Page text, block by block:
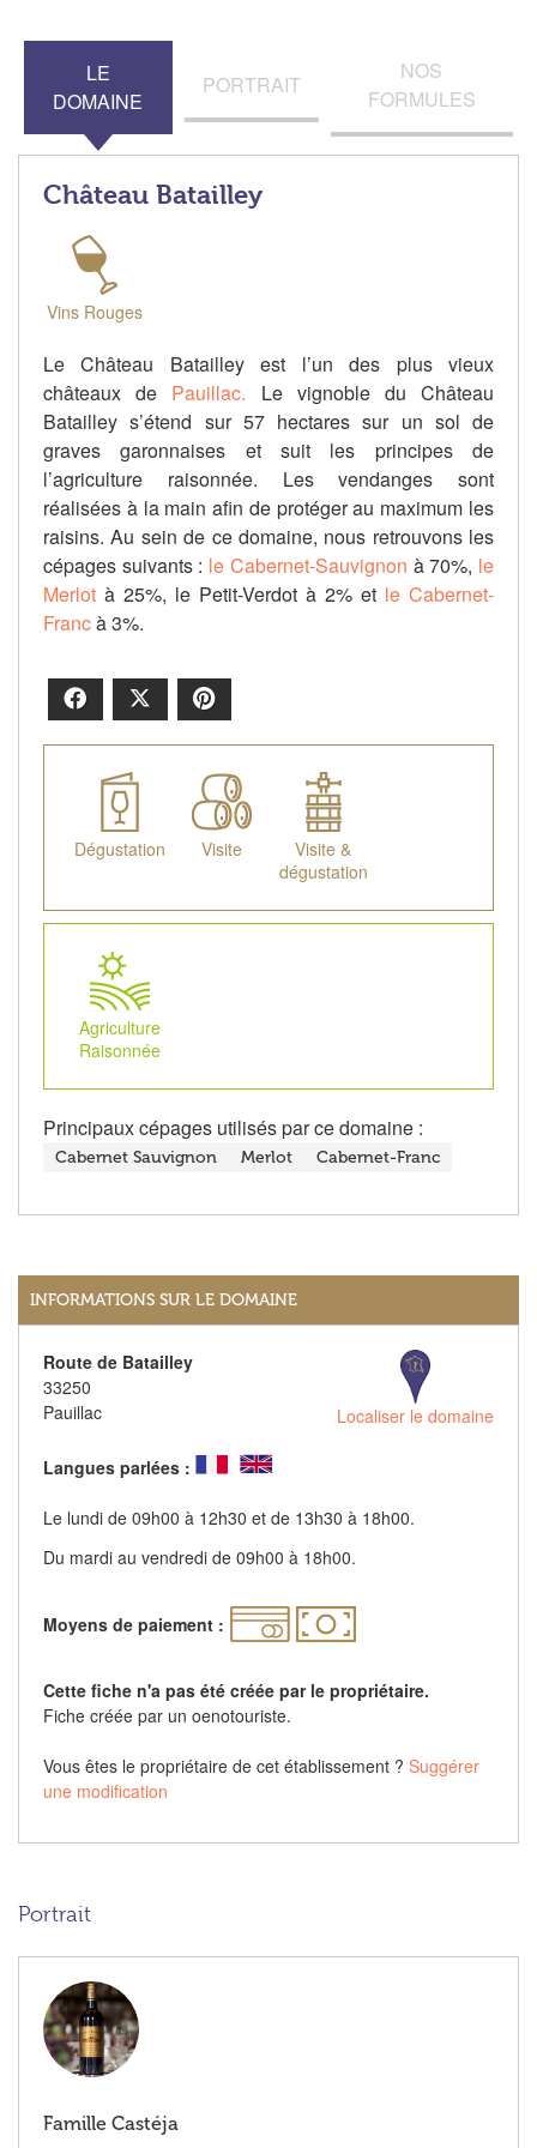
LE
DOMAINE
PORTRAIT
NOS
FORMULES
Château Batailley
Vins Rouges
Le Château Batailley est l’un des plus vieux
châteaux de Pauillac. Le vignoble du Château
Batailley s’étend sur 57 hectares sur un sol de
graves garonnaises et suit les principes de
l’agriculture raisonnée. Les vendanges sont
réalisées à la main afin de protéger au maximum les
raisins. Au sein de ce domaine, nous retrouvons les
cépages suivants : le Cabernet-Sauvignon à 70%, le
Merlot à 25%, le Petit-Verdot à 2% et le Cabernet-
Francà 3%.
Facebook
Dégustation Visite
Visite &
dégustation
Agriculture
Raisonnée
Principaux cépages utilisés par ce domaine :
Cabernet Sauvignon Merlot Cabernet-Franc
INFORMATIONS SUR LE DOMAINE
Route de Batailley
33250
Pauillac
Localiser le domaine
Langues parlées :
Le lundi de 09h00 à 12h30 et de 13h30 à 18h00.
Du mardi au vendredi de 09h00 à 18h00.
Moyens de paiement :
Cette fiche n'a pas été créée par le propriétaire.
Fiche créée par un oenotouriste.
Vous êtes le propriétaire de cet établissement ? Suggérer
une modification
Portrait
Famille Castéja